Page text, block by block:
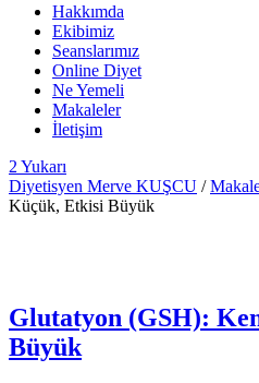
Hakkımda
Ekibimiz
Seanslarımız
Online Diyet
Ne Yemeli
Makaleler
İletişim
Yukarı
Diyetisyen Merve KUŞCU /
Küçük, Etkisi Büyük
Glutatyon (GSH):
Büyük